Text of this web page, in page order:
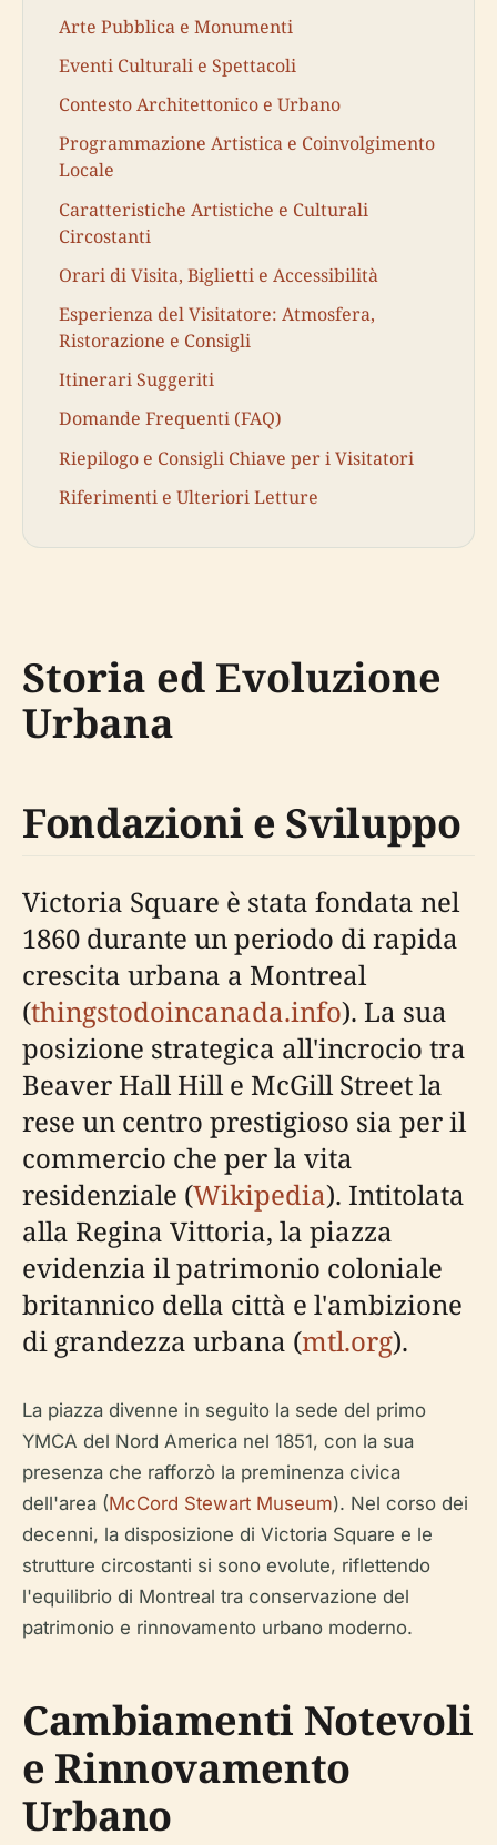
Arte Pubblica e Monumenti
Eventi Culturali e Spettacoli
Contesto Architettonico e Urbano
Programmazione Artistica e Coinvolgimento
Locale
Caratteristiche Artistiche e Culturali
Circostanti
Orari di Visita, Biglietti e Accessibilità
Esperienza del Visitatore: Atmosfera,
Ristorazione e Consigli
Itinerari Suggeriti
Domande Frequenti (FAQ)
Riepilogo e Consigli Chiave per i Visitatori
Riferimenti e Ulteriori Letture
Storia ed Evoluzione
Urbana
Fondazioni e Sviluppo
Victoria Square è stata fondata nel
1860 durante un periodo di rapida
crescita urbana a Montreal
(thingstodoincanada.info). La sua
posizione strategica all'incrocio tra
Beaver Hall Hill e McGill Street la
rese un centro prestigioso sia per il
commercio che per la vita
residenziale (Wikipedia). Intitolata
alla Regina Vittoria, la piazza
evidenzia il patrimonio coloniale
britannico della città e l'ambizione
di grandezza urbana (mtl.org).
La piazza divenne in seguito la sede del primo
YMCA del Nord America nel 1851, con la sua
presenza che rafforzò la preminenza civica
dell'area (McCord Stewart Museum). Nel corso dei
decenni, la disposizione di Victoria Square e le
strutture circostanti si sono evolute, riflettendo
l'equilibrio di Montreal tra conservazione del
patrimonio e rinnovamento urbano moderno.
Cambiamenti Notevoli
e Rinnovamento
Urbano